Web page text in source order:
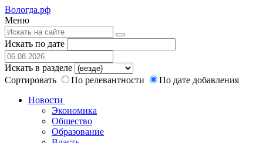
Вологда.рф
Меню
Искать по дате
Искать в разделе
Сортировать
По релевантности
По дате добавления
Новости
Экономика
Общество
Образование